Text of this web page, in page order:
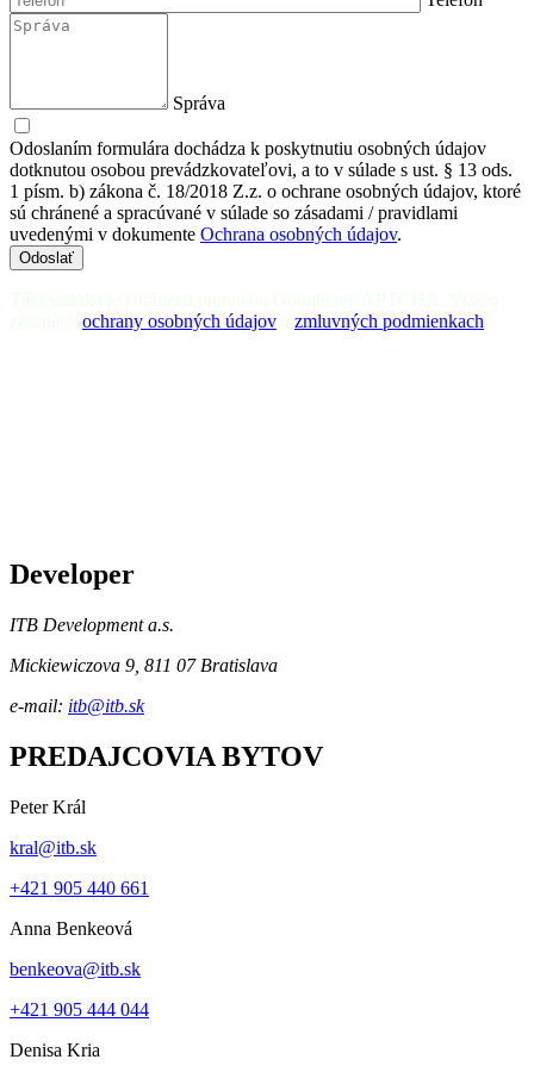
Správa
Odoslaním formulára dochádza k poskytnutiu osobných údajov
dotknutou osobou prevádzkovateľovi, a to v súlade s ust. § 13 ods.
1 písm. b) zákona č. 18/2018 Z.z. o ochrane osobných údajov, ktoré
sú chránené a spracúvané v súlade so zásadami / pravidlami
uvedenými v dokumente Ochrana osobných údajov.
Odoslať
ochrany osobných údajov zmluvných podmienkach
Developer
ITB Development a.s.
Mickiewiczova 9, 811 07 Bratislava
e-mail: itb@itb.sk
PREDAJCOVIA BYTOV
Peter Král
kral@itb.sk
+421 905 440 661
Anna Benkeová
benkeova@itb.sk
+421 905 444 044
Denisa Kria